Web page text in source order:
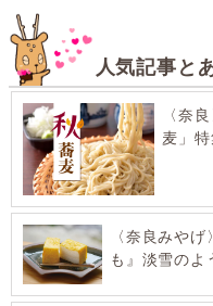
人気記事と
〈奈
麦」
〈奈良みや
も』淡雪のよ